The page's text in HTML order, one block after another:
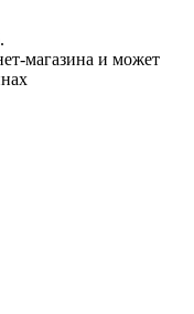
магазина и может